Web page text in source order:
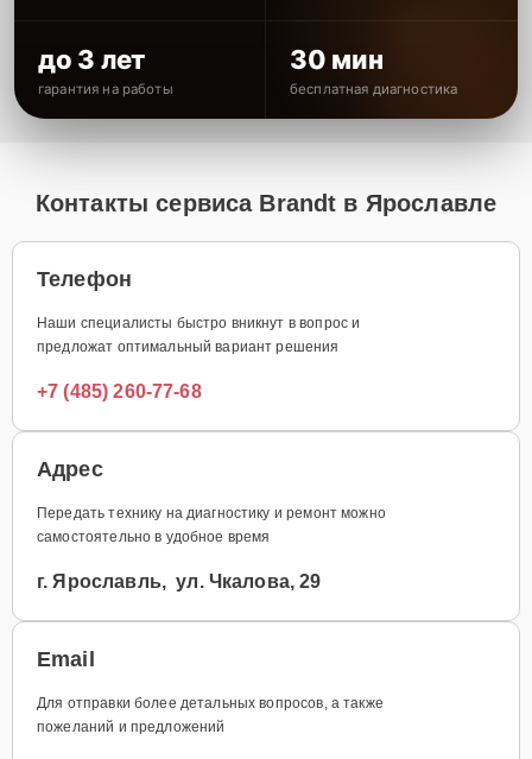
до 3 лет
гарантия на работы
30 мин
бесплатная диагностика
Контакты сервиса Brandt в Ярославле
Телефон
Наши специалисты быстро вникнут в вопрос и
предложат оптимальный вариант решения
+7 (485) 260-77-68
Адрес
Передать технику на диагностику и ремонт можно
самостоятельно в удобное время
г. Ярославль, ул. Чкалова, 29
Email
Для отправки более детальных вопросов, а также
пожеланий и предложений